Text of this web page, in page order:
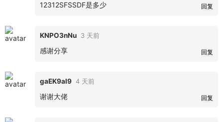
12312SFSSDF是多少 回复
KNPO3nNu 3 天前
感谢分享 回复
gaEK9aI9 4 天前
谢谢大佬 回复